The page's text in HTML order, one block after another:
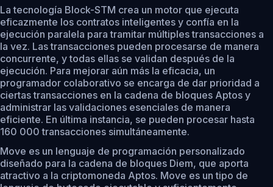
La tecnología Block-STM crea un motor que ejecuta
eficazmente los contratos inteligentes y confía en la
ejecución paralela para tramitar múltiples transacciones a
la vez. Las transacciones pueden procesarse de manera
concurrente, y todas ellas se validan después de la
ejecución. Para mejorar aún más la eficacia, un
programador colaborativo se encarga de dar prioridad a
ciertas transacciones en la cadena de bloques Aptos y
administrar las validaciones esenciales de manera
eficiente. En última instancia, se pueden procesar hasta
160 000 transacciones simultáneamente.
Move es un lenguaje de programación personalizado
diseñado para la cadena de bloques Diem, que aporta
atractivo a la criptomoneda Aptos. Move es un tipo de